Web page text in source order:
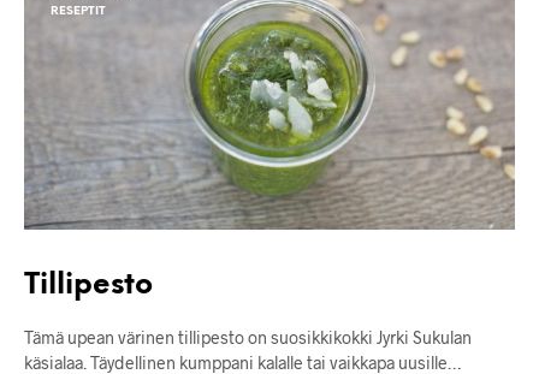
RESEPTIT
Tillipesto
Tämä upean värinen tillipesto on suosikkikokki Jyrki Sukulan
käsialaa. Täydellinen kumppani kalalle tai vaikkapa uusille…